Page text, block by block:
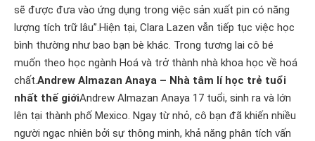
sẽ được đưa vào ứng dụng trong việc sản xuất pin có năng
lượng tích trữ lâu”.Hiện tại, Clara Lazen vẫn tiếp tục việc học
bình thường như bao bạn bè khác. Trong tương lai cô bé
muốn theo học ngành Hoá và trở thành nhà khoa học về hoá
chất.Andrew Almazan Anaya – Nhà tâm lí học trẻ tuổi
nhất thế giớiAndrew Almazan Anaya 17 tuổi, sinh ra và lớn
lên tại thành phố Mexico. Ngay từ nhỏ, cô bạn đã khiến nhiều
người ngạc nhiên bởi sự thông minh, khả năng phân tích vấn